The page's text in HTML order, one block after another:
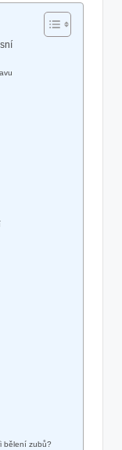
bělení zubů?